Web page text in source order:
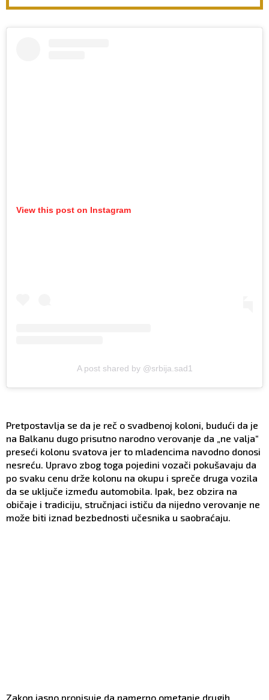
View this post on Instagram
A post shared by @srbija.sad1
Pretpostavlja se da je reč o svadbenoj koloni, budući da je
na Balkanu dugo prisutno narodno verovanje da „ne valja“
preseći kolonu svatova jer to mladencima navodno donosi
nesreću. Upravo zbog toga pojedini vozači pokušavaju da
po svaku cenu drže kolonu na okupu i spreče druga vozila
da se uključe između automobila. Ipak, bez obzira na
običaje i tradiciju, stručnjaci ističu da nijedno verovanje ne
može biti iznad bezbednosti učesnika u saobraćaju.
Zakon jasno propisuje da namerno ometanje drugih